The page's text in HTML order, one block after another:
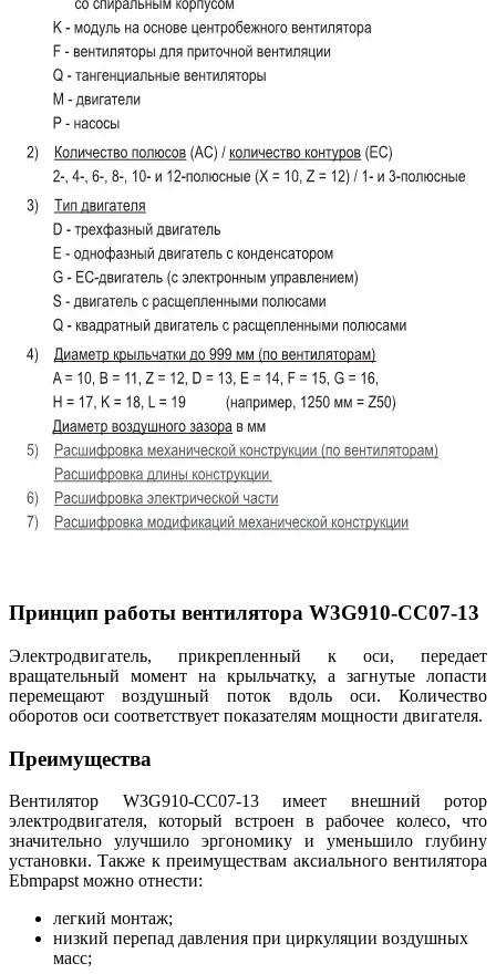
Принцип работы вентилятора W3G910-CC07-13
Электродвигатель, прикрепленный к оси, передает
вращательный момент на крыльчатку, а загнутые лопасти
перемещают воздушный поток вдоль оси. Количество
оборотов оси соответствует показателям мощности двигателя.
Преимущества
Вентилятор W3G910-CC07-13 имеет внешний ротор
электродвигателя, который встроен в рабочее колесо, что
значительно улучшило эргономику и уменьшило глубину
установки. Также к преимуществам аксиального вентилятора
Ebmpapst можно отнести:
легкий монтаж;
низкий перепад давления при циркуляции воздушных
масс;